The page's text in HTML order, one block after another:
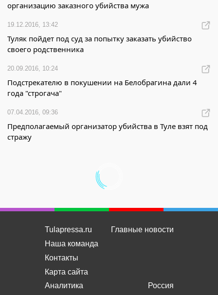
организацию заказного убийства мужа
19.12.2016, 13:42
Туляк пойдет под суд за попытку заказать убийство
своего родственника
20.09.2016, 10:24
Подстрекателю в покушении на Белобрагина дали 4
года "строгача"
07.04.2016, 09:36
Предполагаемый организатор убийства в Туле взят под
стражу
Tulapressa.ru
Наша команда
Контакты
Карта сайта
Главные новости
Аналитика
Россия